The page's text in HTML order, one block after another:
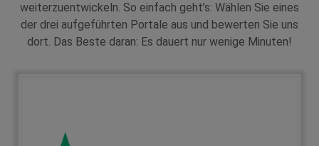
weiterzuentwickeln. So einfach geht’s: Wählen Sie eines
der drei aufgeführten Portale aus und bewerten Sie uns
dort. Das Beste daran: Es dauert nur wenige Minuten!